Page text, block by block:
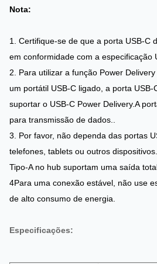
Nota:
1. Certifique-se de que a porta USB-C
em conformidade com a especificação
2. Para utilizar a função Power
um portátil USB-C ligado, a porta USB-
suportar o USB-C Power Delivery.A
para transmissão de dados..
3. Por favor, não dependa das portas
telefones, tablets ou outros
Tipo-A no hub suportam uma saída
4Para uma conexão estável, não use
de alto consumo de energia.
Especificações: